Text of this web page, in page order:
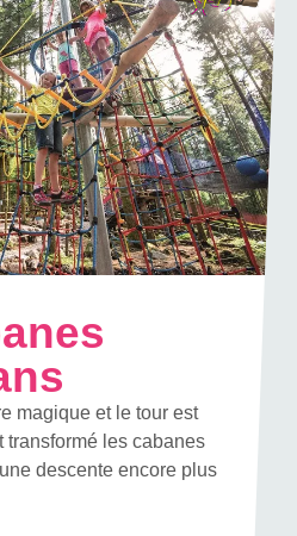
magique et le tour est
les cabanes
descente encore plus